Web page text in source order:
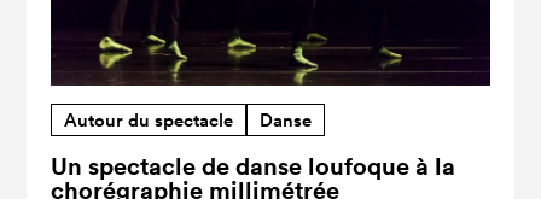
Autour du spectacle Danse
Un spectacle de danse loufoque à la
chorégraphie millimétrée